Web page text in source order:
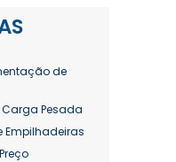
de
Pesada
Empilhadeiras